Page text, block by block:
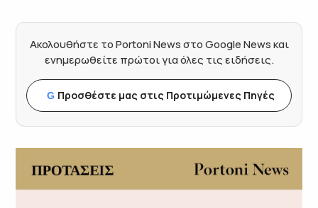
Ακολουθήστε το Portoni News στο Google News και
ενημερωθείτε πρώτοι για όλες τις ειδήσεις.
G Προσθέστε μας στις Προτιμώμενες Πηγές